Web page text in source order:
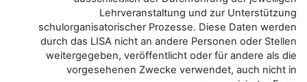
schulorganisatorischer
durch das LISA nicht an
weitergegeben,
vorgesehenen